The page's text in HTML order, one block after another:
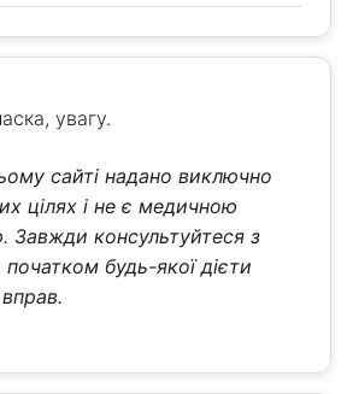
увагу.
сайті надано виключно
цілях і не є медичною
Завжди консультуйтеся з
будь-якої дієти